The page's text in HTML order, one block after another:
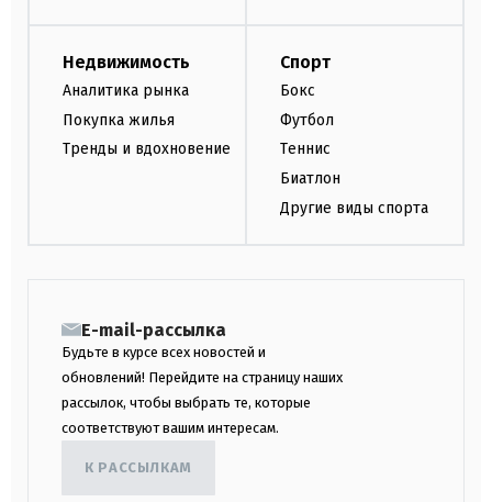
Недвижимость
Аналитика рынка
Покупка жилья
Тренды и вдохновение
Спорт
Бокс
Футбол
Теннис
Биатлон
Другие виды спорта
E-mail-рассылка
Будьте в курсе всех новостей и
обновлений! Перейдите на страницу наших
рассылок, чтобы выбрать те, которые
соответствуют вашим интересам.
К РАССЫЛКАМ